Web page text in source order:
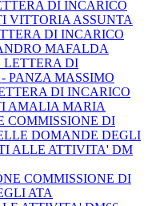
DI INCARICO
VITTORIA ASSUNTA
DI INCARICO
MAFALDA
DI
PANZA MASSIMO
DI INCARICO
AMALIA MARIA
COMMISSIONE DI
DOMANDE DEGLI
ALLE ATTIVITA' DM
COMMISSIONE DI
ATA